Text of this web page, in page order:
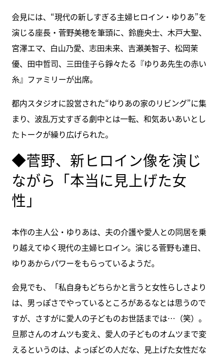
会見には、“現代の新しすぎる主婦ヒロイン・ゆりあ”を
演じる座長・菅野美穂を筆頭に、鈴鹿央士、木戸大聖、
宮澤エマ、白山乃愛、志田未来、吉瀬美智子、松岡茉
優、田中哲司、三田佳子ら錚々たる『ゆりあ先生の赤い
糸』ファミリーが出席。
都内スタジオに設営された“ゆりあの家のリビング”に集
まり、波乱万丈すぎる劇中とは一転、和気あいあいとし
たトークが繰り広げられた。
◆菅野、新ヒロイン像を演じ
ながら「本当に見上げた女
性」
本作の主人公・ゆりあは、夫の介護や愛人との同居を乗
り越えてゆく現代の主婦ヒロイン。演じる菅野も連日、
ゆりあからパワーをもらっているようだ。
会見でも、「私自身もどちらかと言うと女性らしさより
は、男っぽさでやっているところがあるなとは思うので
すが、さすがに愛人の子どものお世話までは…（笑）。
旦那さんのオムツも変え、愛人の子どものオムツまで変
えるというのは、よっぽどの人だな、見上げた女性だな